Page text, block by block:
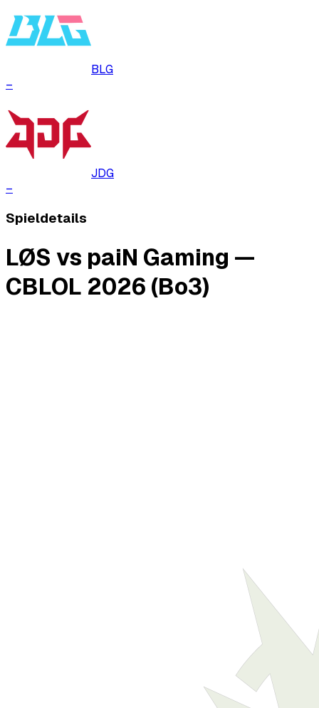
BLG
–
JDG
–
Spieldetails
LØS vs paiN Gaming —
CBLOL 2026 (Bo3)